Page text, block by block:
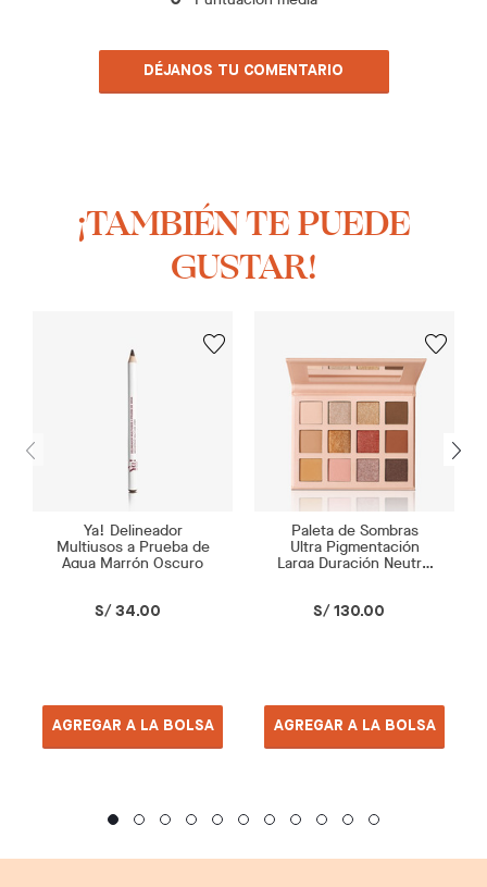
DÉJANOS TU COMENTARIO
¡TAMBIÉN TE PUEDE
GUSTAR!
Ya! Delineador
Multiusos a Prueba de
Agua Marrón Oscuro
S/ 34.00
AGREGAR A LA BOLSA
Paleta de Sombras
Ultra Pigmentación
Larga Duración Neutral
S/ 130.00
AGREGAR A LA BOLSA